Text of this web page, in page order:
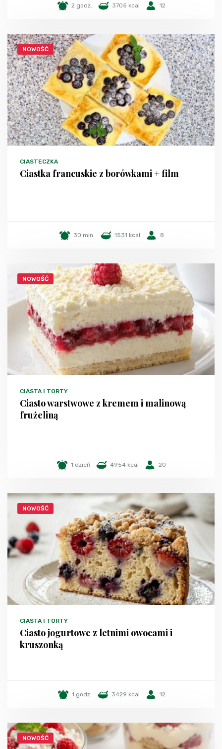
2 godz. 3705 kcal 12
NOWOŚĆ
CIASTECZKA
Ciastka francuskie z borówkami + film
30 min. 1531 kcal 8
NOWOŚĆ
CIASTA I TORTY
Ciasto warstwowe z kremem i malinową
frużeliną
1 dzień 4954 kcal 20
NOWOŚĆ
CIASTA I TORTY
Ciasto jogurtowe z letnimi owocami i
kruszonką
1 godz. 3429 kcal 12
NOWOŚĆ